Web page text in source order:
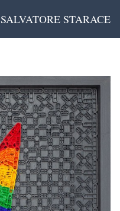
SALVATORE STARACE